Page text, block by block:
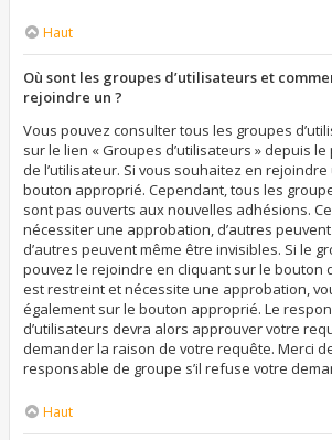
Haut
Où sont les groupes d’utilisateurs et
rejoindre un ?
Vous pouvez consulter tous les groupes
sur le lien « Groupes d’utilisateurs » depuis
de l’utilisateur. Si vous souhaitez en
bouton approprié. Cependant, tous les
sont pas ouverts aux nouvelles adhésions.
nécessiter une approbation, d’autres
d’autres peuvent même être invisibles. Si le
pouvez le rejoindre en cliquant sur le bouton
est restreint et nécessite une approbation,
également sur le bouton approprié. Le
d’utilisateurs devra alors approuver votre
demander la raison de votre requête. Merci
responsable de groupe s’il refuse votre
Haut